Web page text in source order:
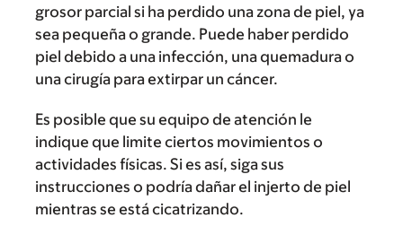
grosor parcial si ha perdido una zona de piel, ya
sea pequeña o grande. Puede haber perdido
piel debido a una infección, una quemadura o
una cirugía para extirpar un cáncer.
Es posible que su equipo de atención le
indique que limite ciertos movimientos o
actividades físicas. Si es así, siga sus
instrucciones o podría dañar el injerto de piel
mientras se está cicatrizando.